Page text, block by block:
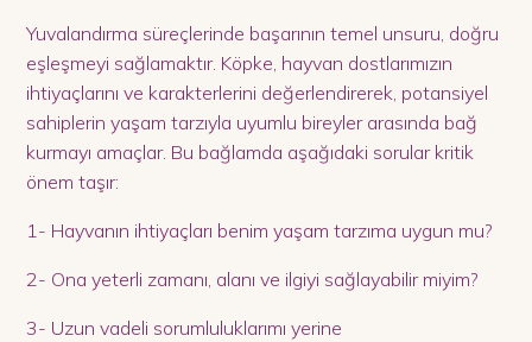
Yuvalandırma süreçlerinde başarının temel unsuru, doğru
eşleşmeyi sağlamaktır. Köpke, hayvan dostlarımızın
ihtiyaçlarını ve karakterlerini değerlendirerek, potansiyel
sahiplerin yaşam tarzıyla uyumlu bireyler arasında bağ
kurmayı amaçlar. Bu bağlamda aşağıdaki sorular kritik
önem taşır:
1- Hayvanın ihtiyaçları benim yaşam tarzıma uygun mu?
2- Ona yeterli zamanı, alanı ve ilgiyi sağlayabilir miyim?
3- Uzun vadeli sorumluluklarımı yerine